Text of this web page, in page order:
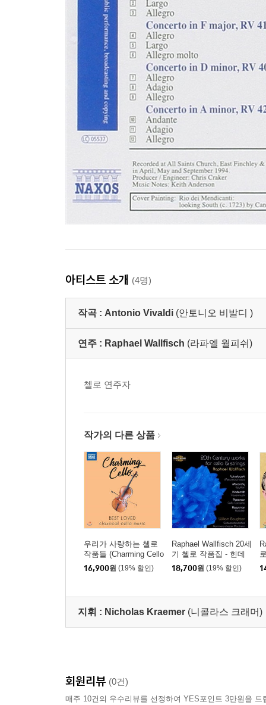
아티스트 소개 (4명)
작곡 : Antonio Vivaldi (안토니오 비발디 )
연주 : Raphael Wallfisch (라파엘 월피쉬)
첼로 연주자
작가의 다른 상품
우리가 사랑하는 첼로
작품들 (Charming Cello
- Best Loved Classical
Cello Music)
16,900원 (19% 할인)
Raphael Wallfisch 20세
기 첼로 작품집 - 힌데
미트 / 루토슬라브스키
외 (20th Century Work
라파엘 월피쉬, 남서독
악단, 윌리엄 보튼
18,700원 (19% 할인)
지휘 : Nicholas Kraemer (니콜라스 크래머)
회원리뷰 (0건)
매주 10건의 우수리뷰를 선정하여 YES포인트 3만원을 드